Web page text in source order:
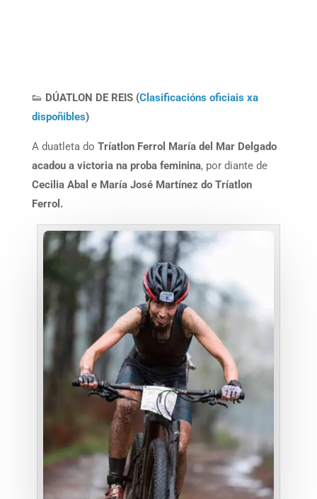
👟 DÚATLON DE REIS (Clasificacións oficiais xa
dispoñibles)
A duatleta do Tríatlon Ferrol María del Mar Delgado
acadou a victoria na proba feminina, por diante de
Cecilia Abal e María José Martínez do Tríatlon
Ferrol.